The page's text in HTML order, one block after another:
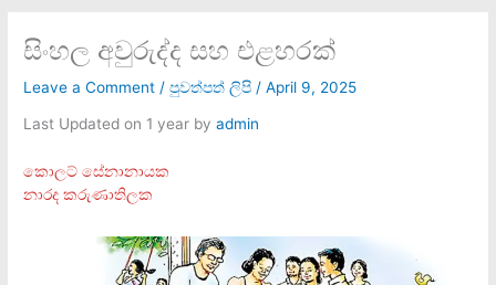
සිංහල අවුරුද්ද සහ එළහරක්
Leave a Comment /පුවත්පත් ලිපි /April 9, 2025
Last Updated on 1 year byadmin
කොලට් සේනානායක
නාරද කරුණාතිලක